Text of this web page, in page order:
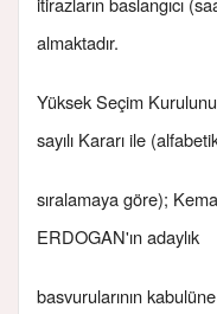
almaktadır.
Yüksek Seçim
sayılı Kararı ile
sıralamaya göre);
ERDOGAN'ın adaylık
basvurularının